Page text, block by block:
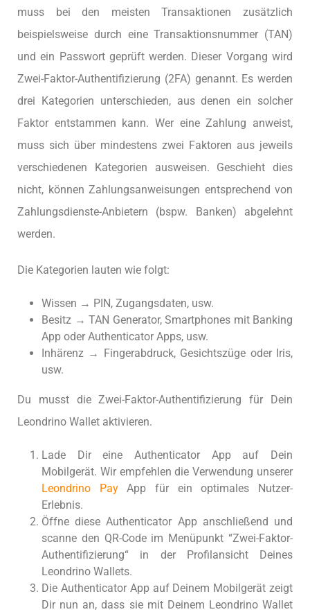
muss bei den meisten Transaktionen zusätzlich
beispielsweise durch eine Transaktionsnummer (TAN)
und ein Passwort geprüft werden. Dieser Vorgang wird
Zwei-Faktor-Authentifizierung (2FA) genannt. Es werden
drei Kategorien unterschieden, aus denen ein solcher
Faktor entstammen kann. Wer eine Zahlung anweist,
muss sich über mindestens zwei Faktoren aus jeweils
verschiedenen Kategorien ausweisen. Geschieht dies
nicht, können Zahlungsanweisungen entsprechend von
Zahlungsdienste-Anbietern (bspw. Banken) abgelehnt
werden.
Die Kategorien lauten wie folgt:
Wissen → PIN, Zugangsdaten, usw.
Besitz → TAN Generator, Smartphones mit Banking
App oder Authenticator Apps, usw.
Inhärenz → Fingerabdruck, Gesichtszüge oder Iris,
usw.
Du musst die Zwei-Faktor-Authentifizierung für Dein
Leondrino Wallet aktivieren.
Lade Dir eine Authenticator App auf Dein
Mobilgerät. Wir empfehlen die Verwendung unserer
Leondrino PayApp für ein optimales Nutzer-
Erlebnis.
Öffne diese Authenticator App anschließend und
scanne den QR-Code im Menüpunkt “Zwei-Faktor-
Authentifizierung“ in der Profilansicht Deines
Leondrino Wallets.
Die Authenticator App auf Deinem Mobilgerät zeigt
Dir nun an, dass sie mit Deinem Leondrino Wallet